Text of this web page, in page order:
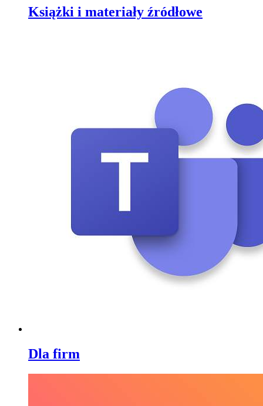
Książki i materiały źródłowe
Dla firm